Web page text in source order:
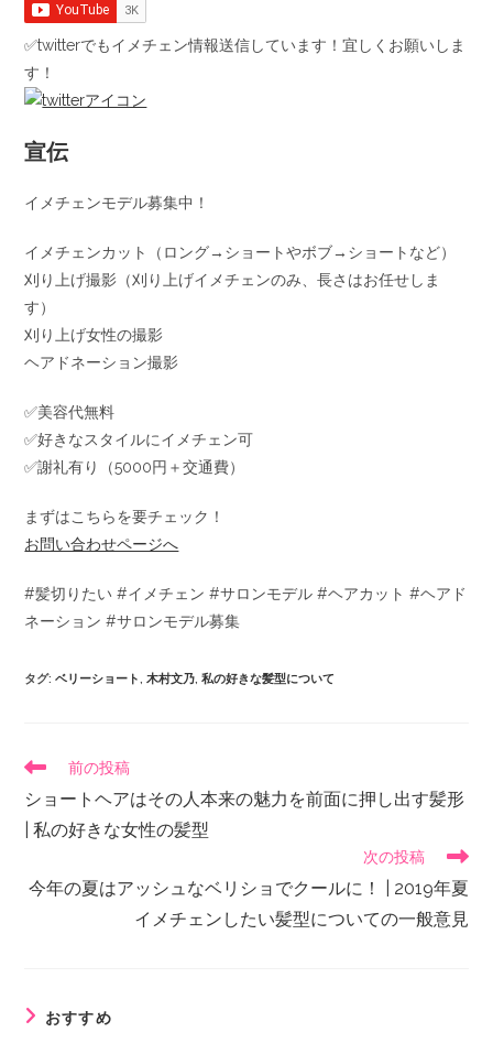
✅twitterでもイメチェン情報送信しています！宜しくお願いしま
す！
宣伝
イメチェンモデル募集中！
イメチェンカット（ロング→ショートやボブ→ショートなど）
刈り上げ撮影（刈り上げイメチェンのみ、長さはお任せしま
す）
刈り上げ女性の撮影
ヘアドネーション撮影
✅美容代無料
✅好きなスタイルにイメチェン可
✅謝礼有り（5000円＋交通費）
まずはこちらを要チェック！
お問い合わせページへ
#髪切りたい #イメチェン #サロンモデル #ヘアカット #ヘアド
ネーション #サロンモデル募集
タグ:ベリーショート, 木村文乃, 私の好きな髪型について
前の投稿
ショートヘアはその人本来の魅力を前面に押し出す髪形
| 私の好きな女性の髪型
次の投稿
今年の夏はアッシュなベリショでクールに！ | 2019年夏
イメチェンしたい髪型についての一般意見
おすすめ